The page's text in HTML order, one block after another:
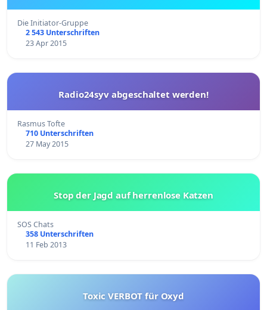
Die Initiator-Gruppe
2 543 Unterschriften
23 Apr 2015
Radio24syv abgeschaltet werden!
Rasmus Tofte
710 Unterschriften
27 May 2015
Stop der Jagd auf herrenlose Katzen
SOS Chats
358 Unterschriften
11 Feb 2013
Toxic VERBOT für Oxyd